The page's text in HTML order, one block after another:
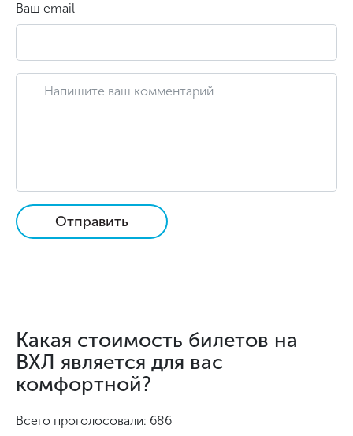
Ваш email
Отправить
Какая стоимость билетов на
ВХЛ является для вас
комфортной?
Всего проголосовали: 686